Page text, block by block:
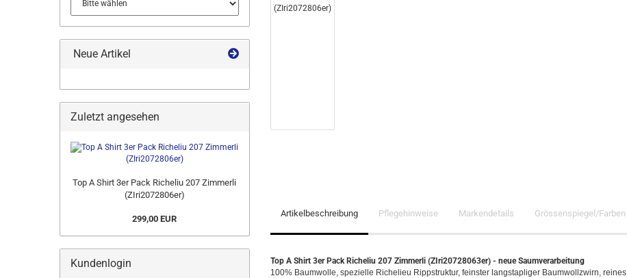
Artikelbeschreibung Pflegehinweise Markendetails Grössenspiegel/Farben
Top A Shirt 3er Pack Richeliu 207 Zimmerli (ZIri20728063er) - neue Saumverarbeitung
100% Baumwolle, spezielle Richelieu Rippstruktur, feinster langstapliger Baumwollzwirn, reines
Neue Artikel
Zuletzt angesehen
Top A Shirt 3er Pack Richeliu 207 Zimmerli
(ZIri2072806er)
299,00 EUR
Kundenlogin